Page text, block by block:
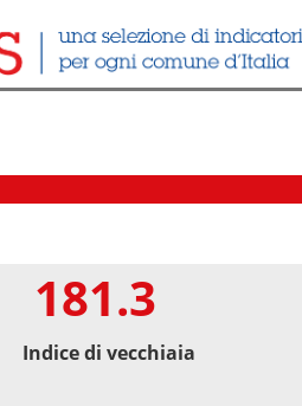
181.3
Indice di vecchiaia